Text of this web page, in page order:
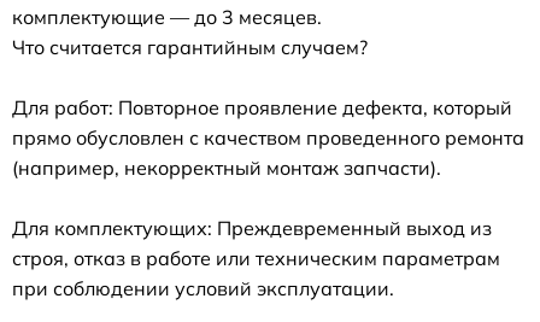
комплектующие — до 3 месяцев.
Что считается гарантийным случаем?
Для работ: Повторное проявление дефекта, который
прямо обусловлен с качеством проведенного ремонта
(например, некорректный монтаж запчасти).
Для комплектующих: Преждевременный выход из
строя, отказ в работе или техническим параметрам
при соблюдении условий эксплуатации.